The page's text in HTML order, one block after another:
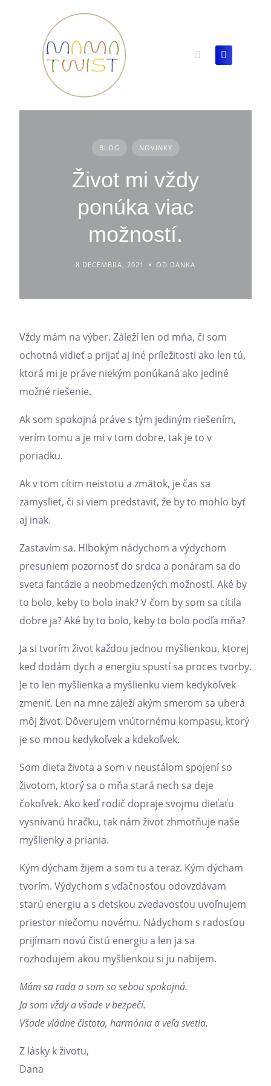
BLOG NOVINKY
Život mi vždy
ponúka viac
možností.
8 DECEMBRA, 2021 OD DANKA
Vždy mám na výber. Záleží len od mňa, či som
ochotná vidieť a prijať aj iné príležitosti ako len tú,
ktorá mi je práve niekým ponúkaná ako jediné
možné riešenie.
Ak som spokojná práve s tým jediným riešením,
verím tomu a je mi v tom dobre, tak je to v
poriadku.
Ak v tom cítim neistotu a zmätok, je čas sa
zamyslieť, či si viem predstaviť, že by to mohlo byť
aj inak.
Zastavím sa. Hlbokým nádychom a výdychom
presuniem pozornosť do srdca a ponáram sa do
sveta fantázie a neobmedzených možností. Aké by
to bolo, keby to bolo inak? V čom by som sa cítila
dobre ja? Aké by to bolo, keby to bolo podľa mňa?
Ja si tvorím život každou jednou myšlienkou, ktorej
keď dodám dych a energiu spustí sa proces tvorby.
Je to len myšlienka a myšlienku viem kedykoľvek
zmeniť. Len na mne záleží akým smerom sa uberá
môj život. Dôverujem vnútornému kompasu, ktorý
je so mnou kedykoľvek a kdekoľvek.
Som dieťa života a som v neustálom spojení so
životom, ktorý sa o mňa stará nech sa deje
čokoľvek. Ako keď rodič dopraje svojmu dieťaťu
vysnívanú hračku, tak nám život zhmotňuje naše
myšlienky a priania.
Kým dýcham žijem a som tu a teraz. Kým dýcham
tvorím. Výdychom s vďačnosťou odovzdávam
starú energiu a s detskou zvedavosťou uvoľnujem
priestor niečomu novému. Nádychom s radosťou
prijímam novú čistú energiu a len ja sa
rozhodujem akou myšlienkou si ju nabijem.
Mám sa rada a som so sebou spokojná.
Ja som vždy a všade v bezpečí.
Všade vládne čistota, harmónia a veľa svetla.
Z lásky k životu,
Dana